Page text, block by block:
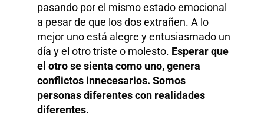
pasando por el mismo estado emocional
a pesar de que los dos extrañen. A lo
mejor uno está alegre y entusiasmado un
día y el otro triste o molesto. Esperar que
el otro se sienta como uno, genera
conflictos innecesarios. Somos
personas diferentes con realidades
diferentes.